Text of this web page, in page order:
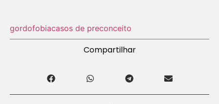
gordofobiacasos de preconceito
Compartilhar